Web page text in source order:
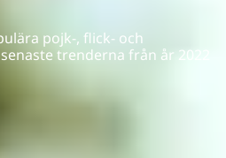
pojk-, flick- och
trenderna från år 2022